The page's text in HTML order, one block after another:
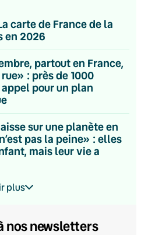
sur l’exclusion (de
la fermeture (des
même, c’est par
sulfureux maire de Fréjus
soutien à Paul Watson.
cautionne le manque
droite. Cocasse,
vous
pour lire la
newsletter
carte de France de la
en 2026
partout en France,
: près de 1000
pour un plan
sur une planète en
pas la peine» : elles
mais leur vie a
plus
nos newsletters